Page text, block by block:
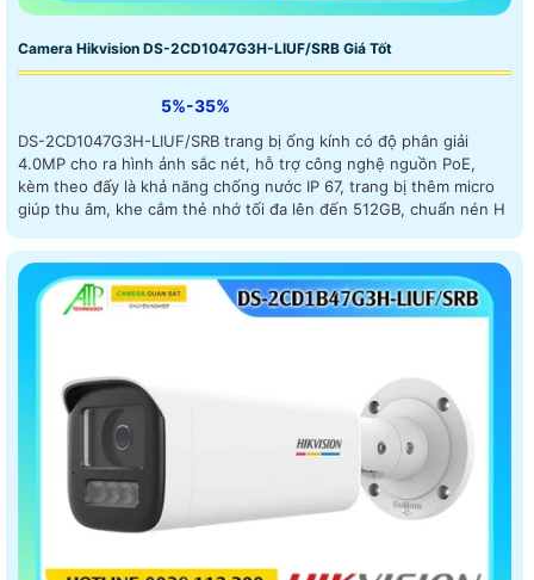
Camera Hikvision DS-2CD1047G3H-LIUF/SRB Giá Tốt
5%-35%
DS-2CD1047G3H-LIUF/SRB trang bị ống kính có độ phân giải
4.0MP cho ra hình ảnh sắc nét, hỗ trợ công nghệ nguồn PoE,
kèm theo đấy là khả năng chống nước IP 67, trang bị thêm micro
giúp thu âm, khe cắm thẻ nhớ tối đa lên đến 512GB, chuẩn nén H